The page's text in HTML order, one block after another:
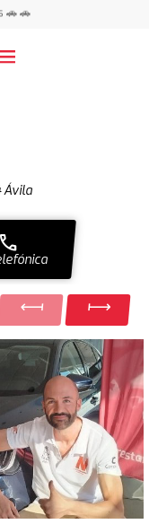
⭐
⭐
Ávila
call